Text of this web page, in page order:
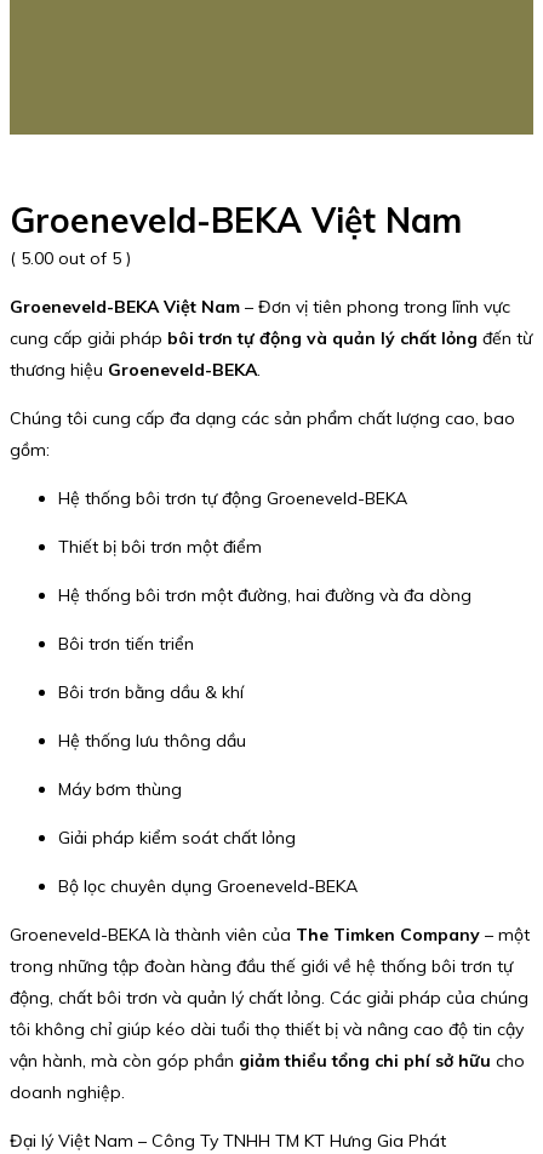
Groeneveld-BEKA Việt Nam
( 5.00 out of 5 )
Groeneveld-BEKA Việt Nam – Đơn vị tiên phong trong lĩnh vực
cung cấp giải pháp bôi trơn tự động và quản lý chất lỏng đến từ
thương hiệu Groeneveld-BEKA.
Chúng tôi cung cấp đa dạng các sản phẩm chất lượng cao, bao
gồm:
Hệ thống bôi trơn tự động Groeneveld-BEKA
Thiết bị bôi trơn một điểm
Hệ thống bôi trơn một đường, hai đường và đa dòng
Bôi trơn tiến triển
Bôi trơn bằng dầu & khí
Hệ thống lưu thông dầu
Máy bơm thùng
Giải pháp kiểm soát chất lỏng
Bộ lọc chuyên dụng Groeneveld-BEKA
Groeneveld-BEKA là thành viên của The Timken Company – một
trong những tập đoàn hàng đầu thế giới về hệ thống bôi trơn tự
động, chất bôi trơn và quản lý chất lỏng. Các giải pháp của chúng
tôi không chỉ giúp kéo dài tuổi thọ thiết bị và nâng cao độ tin cậy
vận hành, mà còn góp phần giảm thiểu tổng chi phí sở hữu cho
doanh nghiệp.
Đại lý Việt Nam – Công Ty TNHH TM KT Hưng Gia Phát